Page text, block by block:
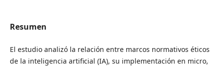
Resumen
El estudio analizó la relación entre marcos normativos éticos
de la inteligencia artificial (IA), su implementación en micro,